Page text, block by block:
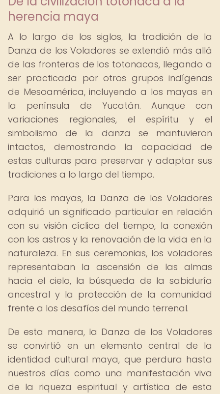
herencia maya
A lo largo de los siglos, la tradición de la
Danza de los Voladores se extendió más allá
de las fronteras de los totonacas, llegando a
ser practicada por otros grupos indígenas
de Mesoamérica, incluyendo a los mayas en
la península de Yucatán. Aunque con
variaciones regionales, el espíritu y el
simbolismo de la danza se mantuvieron
intactos, demostrando la capacidad de
estas culturas para preservar y adaptar sus
tradiciones a lo largo del tiempo.
Para los mayas, la Danza de los Voladores
adquirió un significado particular en relación
con su visión cíclica del tiempo, la conexión
con los astros y la renovación de la vida en la
naturaleza. En sus ceremonias, los voladores
representaban la ascensión de las almas
hacia el cielo, la búsqueda de la sabiduría
ancestral y la protección de la comunidad
frente a los desafíos del mundo terrenal.
De esta manera, la Danza de los Voladores
se convirtió en un elemento central de la
identidad cultural maya, que perdura hasta
nuestros días como una manifestación viva
de la riqueza espiritual y artística de esta